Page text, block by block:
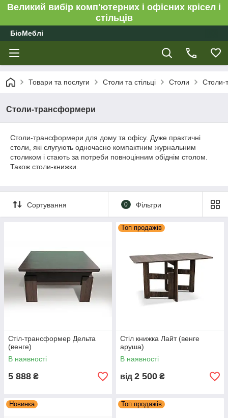
Великий вибір комп'ютерних і офісних крісел і
стільців
БіоМеблі
Товари та послуги Столи та стільці Столи Столи-
Столи-трансформери
Столи-трансформери для дому та офісу. Дуже практичні
столи, які слугують одночасно компактним журнальним
столиком і стають за потреби повноцінним обіднім столом.
Також столи-книжки.
Сортування 0 Фільтри
Стіл-трансформер Дельта
(венге)
В наявності
5 888 ₴
Топ продажів
Стіл книжка Лайт (венге
аруша)
В наявності
від 2 500 ₴
Новинка Топ продажів